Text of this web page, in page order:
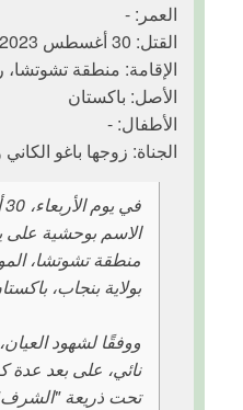
العمر: -
القتل: 30 أغسطس 2023
الإقامة: منطقة تشوتشا،
الأصل: باكستان
الأطفال: -
الجناة: زوجها باغو
الاسم بوحشية على
منطقة تشوتشا،
بولاية بنجاب،
ووفقًا لشهود
نائي، على بعد عدة
تحت ذريعة